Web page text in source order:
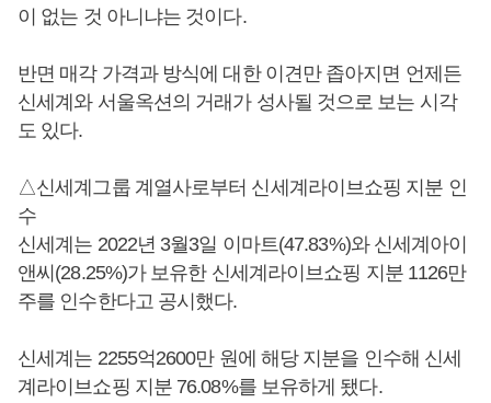
이 없는 것 아니냐는 것이다.
반면 매각 가격과 방식에 대한 이견만 좁아지면 언제든
신세계와 서울옥션의 거래가 성사될 것으로 보는 시각
도 있다.
△신세계그룹 계열사로부터 신세계라이브쇼핑 지분 인
수
신세계는 2022년 3월3일 이마트(47.83%)와 신세계아이
앤씨(28.25%)가 보유한 신세계라이브쇼핑 지분 1126만
주를 인수한다고 공시했다.
신세계는 2255억2600만 원에 해당 지분을 인수해 신세
계라이브쇼핑 지분 76.08%를 보유하게 됐다.